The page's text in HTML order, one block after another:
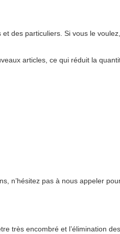
des particuliers. Si vous le
articles, ce qui réduit la
n’hésitez pas à nous appeler
encombré et l’élimination